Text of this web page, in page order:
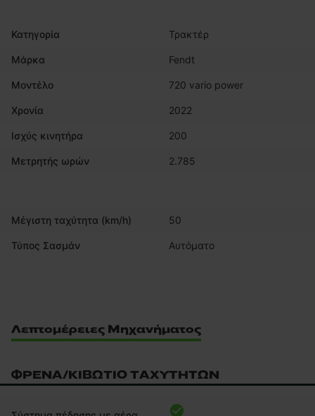
Κατηγορία Τρακτέρ
Μάρκα Fendt
Μοντέλο 720 vario power
Χρονία 2022
Ισχύς κινητήρα 200
Μετρητής ωρών 2.785
Μέγιστη ταχύτητα (km/h) 50
Τύπος Σασμάν Αυτόματο
Λεπτομέρειες Μηχανήματος
ΦΡΈΝΑ/ΚΙΒΏΤΙΟ ΤΑΧΥΤΉΤΩΝ